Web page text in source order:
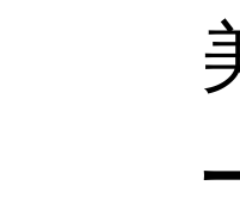
美